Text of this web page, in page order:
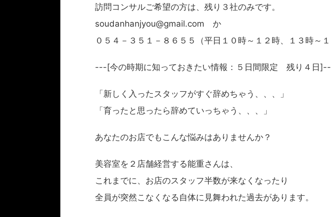
訪問コンサルご希望の方は、残り３社のみです。
soudanhanjyou@gmail.com か
０５４－３５１－８６５５（平日１０時～１２時、１３時～
---[今の時期に知っておきたい情報：５日間限定 残り４日
「新しく入ったスタッフがすぐ辞めちゃう、、、」
「育ったと思ったら辞めていっちゃう、、、」
あなたのお店でもこんな悩みはありませんか？
美容室を２店舗経営する能重さんは、
これまでに、お店のスタッフ半数が来なくなったり
全員が突然こなくなる自体に見舞われた過去があります。